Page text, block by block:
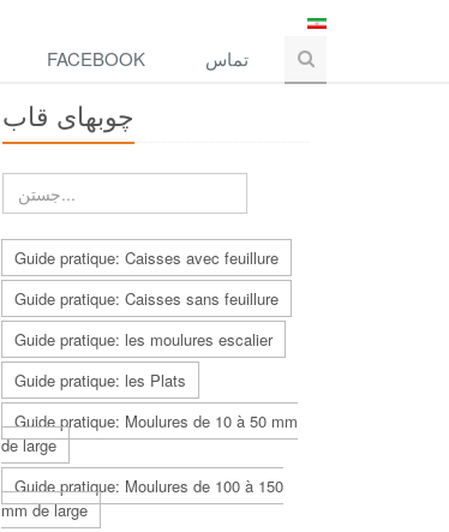
FACEBOOK تماس
چوبهاى قاب
Guide pratique: Caisses avec feuillure
Guide pratique: Caisses sans feuillure
Guide pratique: les moulures escalier
Guide pratique: les Plats
Guide pratique: Moulures de 10 à 50 mm
de large
Guide pratique: Moulures de 100 à 150
mm de large